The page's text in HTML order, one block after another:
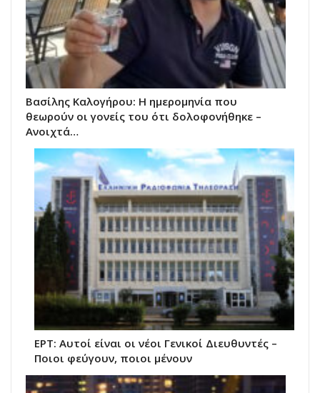
Βασίλης Καλογήρου: Η ημερομηνία που
θεωρούν οι γονείς του ότι δολοφονήθηκε –
Ανοιχτά…
ΕΡΤ: Αυτοί είναι οι νέοι Γενικοί Διευθυντές –
Ποιοι φεύγουν, ποιοι μένουν